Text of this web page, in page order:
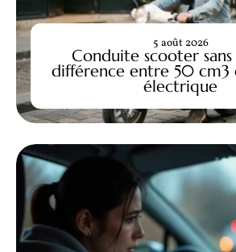
Conduite scooter sans
différence entre 50 cm3
électrique
5 août 2026